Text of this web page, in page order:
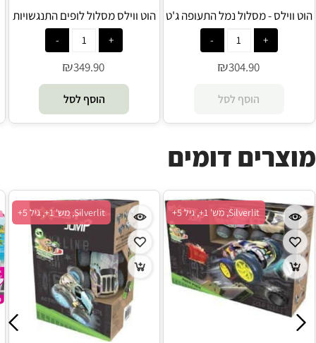
הוט ווילס מסלול לופים התנגשויות
ענק - Hot Wheels
₪349.90
הוסף לסל
הוט ווילס - מסלול נמל התעופה ג'ט
ג'אמפ - Hot Wheels
₪304.90
הוסף לסל
מוצרים דומים
Silverlit, מש' 1+, גיל 5+ Silverlit, מש' 1+, גיל 5+